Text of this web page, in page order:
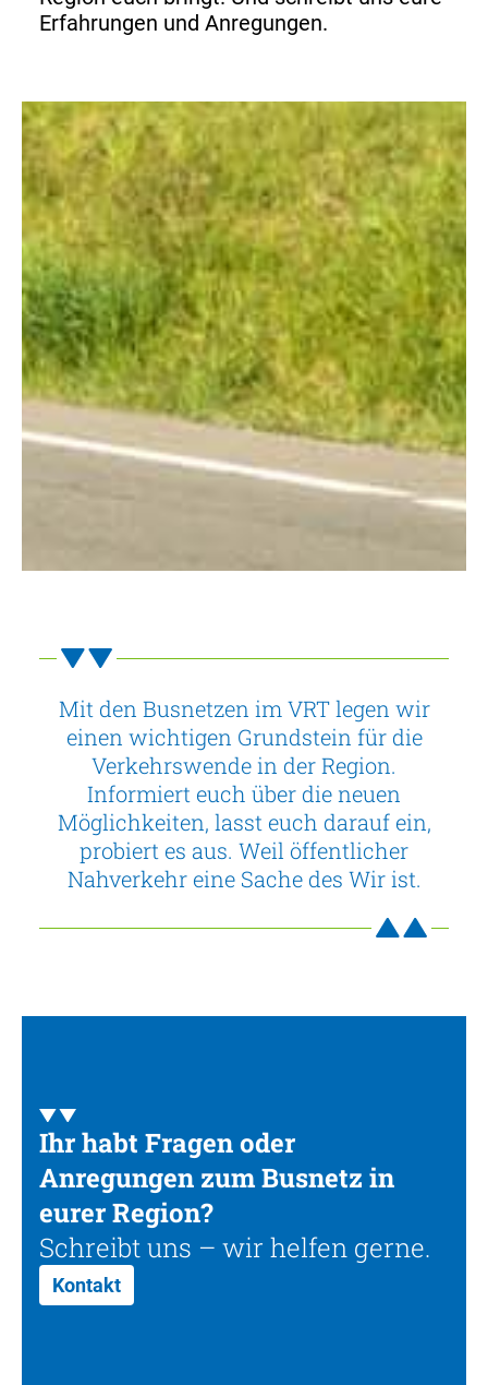
Erfahrungen und Anregungen.
Mit den Busnetzen im VRT legen wir
einen wichtigen Grundstein für die
Verkehrswende in der Region.
Informiert euch über die neuen
Möglichkeiten, lasst euch darauf ein,
probiert es aus. Weil öffentlicher
Nahverkehr eine Sache des Wir ist.
Ihr habt Fragen oder
Anregungen zum Busnetz in
eurer Region?
Schreibt uns – wir helfen gerne.
Kontakt